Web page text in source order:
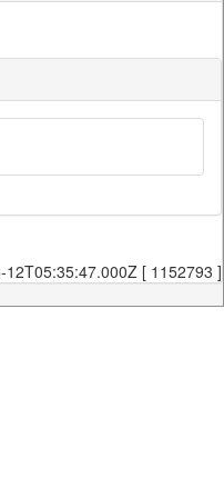
12T05:35:47.000Z [ 1152793 ]